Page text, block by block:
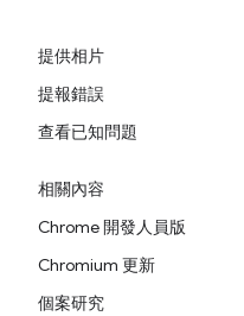
提供相片
提報錯誤
查看已知問題
相關內容
Chrome 開發人員版
Chromium 更新
個案研究